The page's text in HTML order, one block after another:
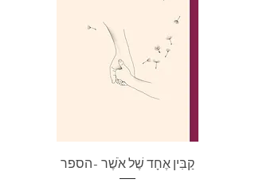
קַבִּין אֶחָד שֶׁל אֹשֶׁר -הספר